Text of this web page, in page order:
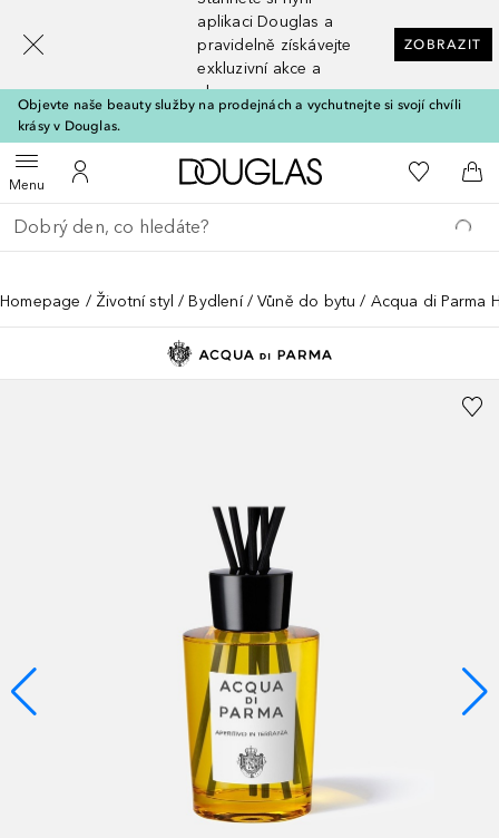
aplikaci Douglas a
pravidelně získávejte
exkluzivní akce a
slevy
ZOBRAZIT
Objevte naše beauty služby na prodejnách a vychutnejte si svojí chvíli
krásy v Douglas.
MenuOtevřít menuK mému účtu
Domů K mému
Do
Vraťte se
Proveďte vyhledávání
Homepage Životní styl Bydlení Vůně do bytu Acqua di Parma
[navigation.slideout.screenreader]